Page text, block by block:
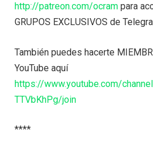
http://patreon.com/ocram para
GRUPOS EXCLUSIVOS de
También puedes hacerte
YouTube aquí
https://www.youtube.com/
TTVbKhPg/join
****